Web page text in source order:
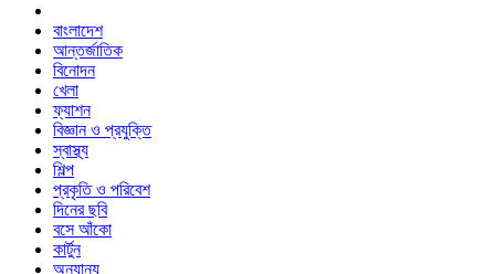
বাংলাদেশ
আন্তর্জাতিক
বিনোদন
খেলা
ফ্যাশন
বিজ্ঞান ও প্রযুক্তি
স্বাস্থ্য
শিল্প
প্রকৃতি ও পরিবেশ
দিনের ছবি
বসে আঁকো
কার্টুন
অন্যান্য